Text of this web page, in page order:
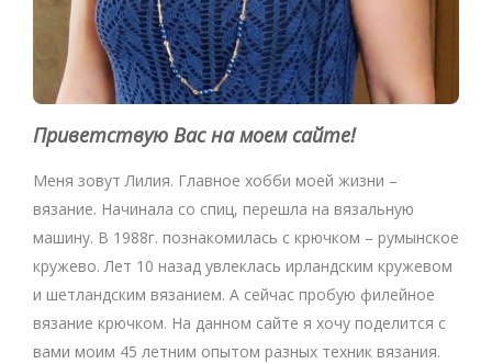
Приветствую Вас на моем сайте!
Меня зовут Лилия. Главное хобби моей жизни –
вязание. Начинала со спиц, перешла на вязальную
машину. В 1988г. познакомилась с крючком – румынское
кружево. Лет 10 назад увлеклась ирландским кружевом
и шетландским вязанием. А сейчас пробую филейное
вязание крючком. На данном сайте я хочу поделится с
вами моим 45 летним опытом разных техник вязания.